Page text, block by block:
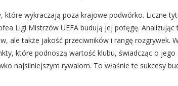
które wykraczają poza krajowe podwórko. Liczne
Ligi Mistrzów UEFA budują jej potęgę. Analizując
ale także jakość przeciwników i rangę rozgrywek.
które podnoszą wartość klubu, świadcząc o jego
najsilniejszym rywalom. To właśnie te sukcesy